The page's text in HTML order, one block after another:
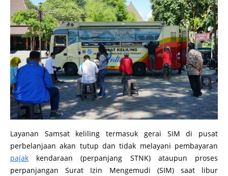
Layanan Samsat keliling termasuk gerai SIM di pusat
perbelanjaan akan tutup dan tidak melayani pembayaran
pajak kendaraan (perpanjang STNK) ataupun proses
perpanjangan Surat Izin Mengemudi (SIM) saat libur